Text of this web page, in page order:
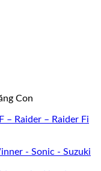
Con
– Raider – Raider Fi